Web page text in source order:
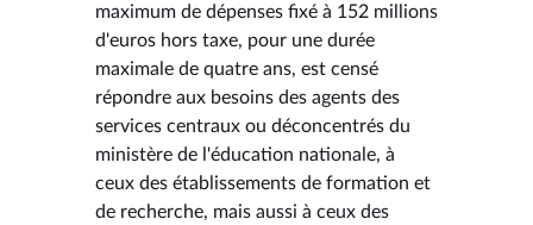
maximum de dépenses fixé à 152 millions
d'euros hors taxe, pour une durée
maximale de quatre ans, est censé
répondre aux besoins des agents des
services centraux ou déconcentrés du
ministère de l'éducation nationale, à
ceux des établissements de formation et
de recherche, mais aussi à ceux des